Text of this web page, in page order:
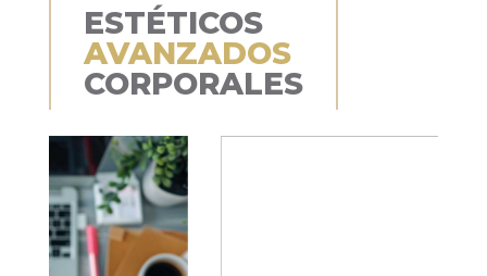
ESTÉTICOS
AVANZADOS
CORPORALES